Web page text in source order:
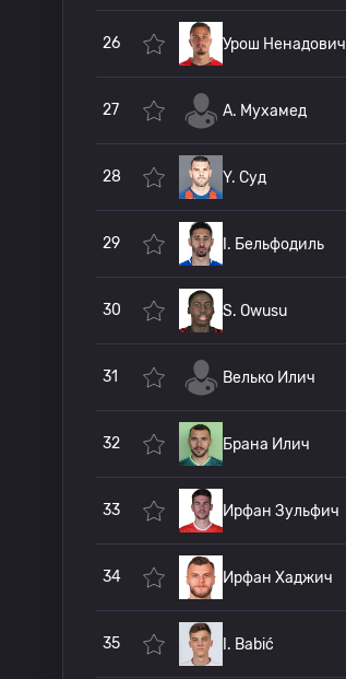
26 Урош Ненадович
27 A. Мухамед
28 Y. Суд
29 I. Бельфодиль
30 S. Owusu
31 Велько Илич
32 Брана Илич
33 Ирфан Зульфич
34 Ирфан Хаджич
35 I. Babić